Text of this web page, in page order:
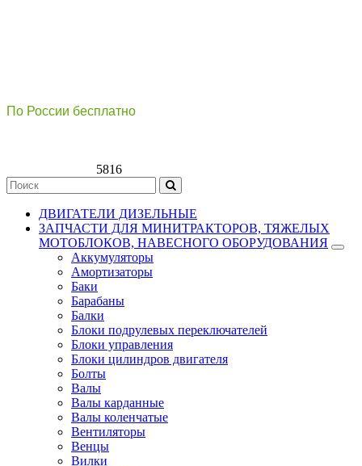
По России бесплатно
5816
ДВИГАТЕЛИ ДИЗЕЛЬНЫЕ
ЗАПЧАСТИ ДЛЯ МИНИТРАКТОРОВ, ТЯЖЕЛЫХ
МОТОБЛОКОВ, НАВЕСНОГО ОБОРУДОВАНИЯ
Аккумуляторы
Амортизаторы
Баки
Барабаны
Балки
Блоки подрулевых переключателей
Блоки управления
Блоки цилиндров двигателя
Болты
Валы
Валы карданные
Валы коленчатые
Вентиляторы
Венцы
Вилки